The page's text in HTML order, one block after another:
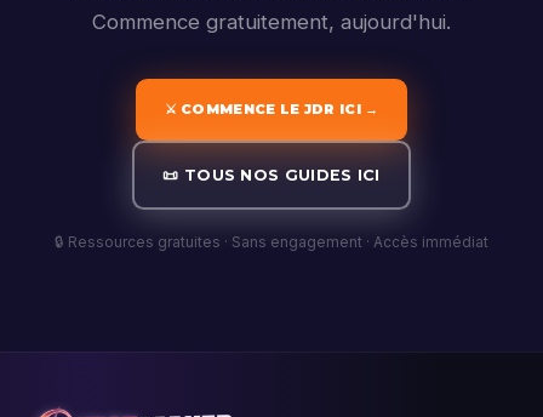
Commence gratuitement, aujourd'hui.
⚔️ COMMENCE LE JDR ICI →
📜 TOUS NOS GUIDES ICI
🔒 Ressources gratuites · Sans engagement · Accès immédiat